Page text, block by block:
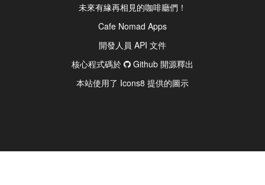
未來有緣再相見的咖啡廳們！
Cafe Nomad Apps
開發人員 API 文件
核心程式碼於
Github 開源釋出
本站使用了 Icons8 提供的圖示